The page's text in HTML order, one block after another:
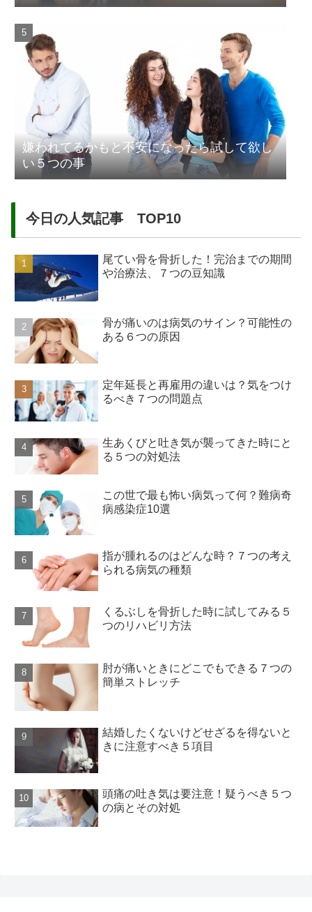
嫌われてるかもと不安になったら試して欲し
い５つの事
今日の人気記事 TOP10
尾てい骨を骨折した！完治までの期間
や治療法、７つの豆知識
骨が痛いのは病気のサイン？可能性の
ある６つの原因
定年延長と再雇用の違いは？気をつけ
るべき７つの問題点
生あくびと吐き気が襲ってきた時にと
る５つの対処法
この世で最も怖い病気って何？難病奇
病感染症10選
指が腫れるのはどんな時？７つの考え
られる病気の種類
くるぶしを骨折した時に試してみる５
つのリハビリ方法
肘が痛いときにどこでもできる７つの
簡単ストレッチ
結婚したくないけどせざるを得ないと
きに注意すべき５項目
頭痛の吐き気は要注意！疑うべき５つ
の病とその対処